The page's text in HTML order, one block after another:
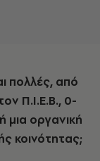
Π.Ι.Ε.Β., 0-
μια οργανική
κοινότητας;